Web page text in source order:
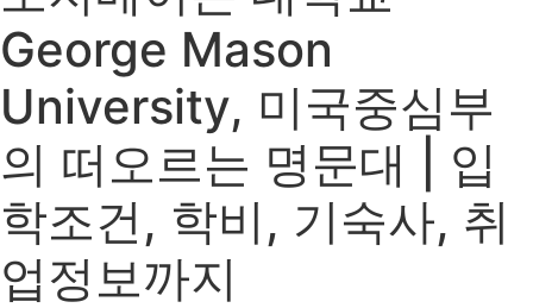
George Mason
University, 미국중심부
의 떠오르는 명문대 | 입
학조건, 학비, 기숙사, 취
업정보까지